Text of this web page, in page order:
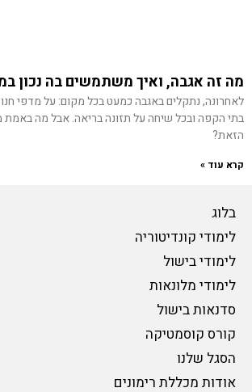
מה זה אגבה, ואיך משתמשים בה נכון
לאחרונה, נתקלים באגבה כמעט בכל מקום: על מדפי
בתי הקפה ובכל שיחה על תזונה בריאה. אבל מה
הזאת?
קרא עוד »
בלוג
לימודי קונדיטוריה
לימודי בישול
לימודי מלונאות
סדנאות בישול
קורס קוסמטיקה
הסגל שלנו
אודות מכללת רימונים